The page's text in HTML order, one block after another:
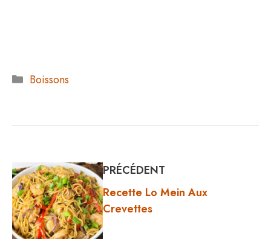
Catégories
Boissons
PRÉCÉDENT
Recette Lo Mein Aux
Crevettes